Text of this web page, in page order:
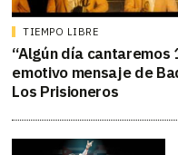
TIEMPO LIBRE
“Algún día cantaremos
emotivo mensaje de
Los Prisioneros